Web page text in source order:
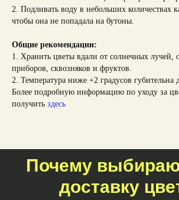
2. Подливать воду в небольших количествах
чтобы она не попадала на бутоны.
Общие рекомендации:
1. Хранить цветы вдали от солнечных лучей,
приборов, сквозняков и фруктов.
2. Температура ниже +2 градусов губительна
Более подробную информацию по уходу за
получить здесь
Почему
доставку